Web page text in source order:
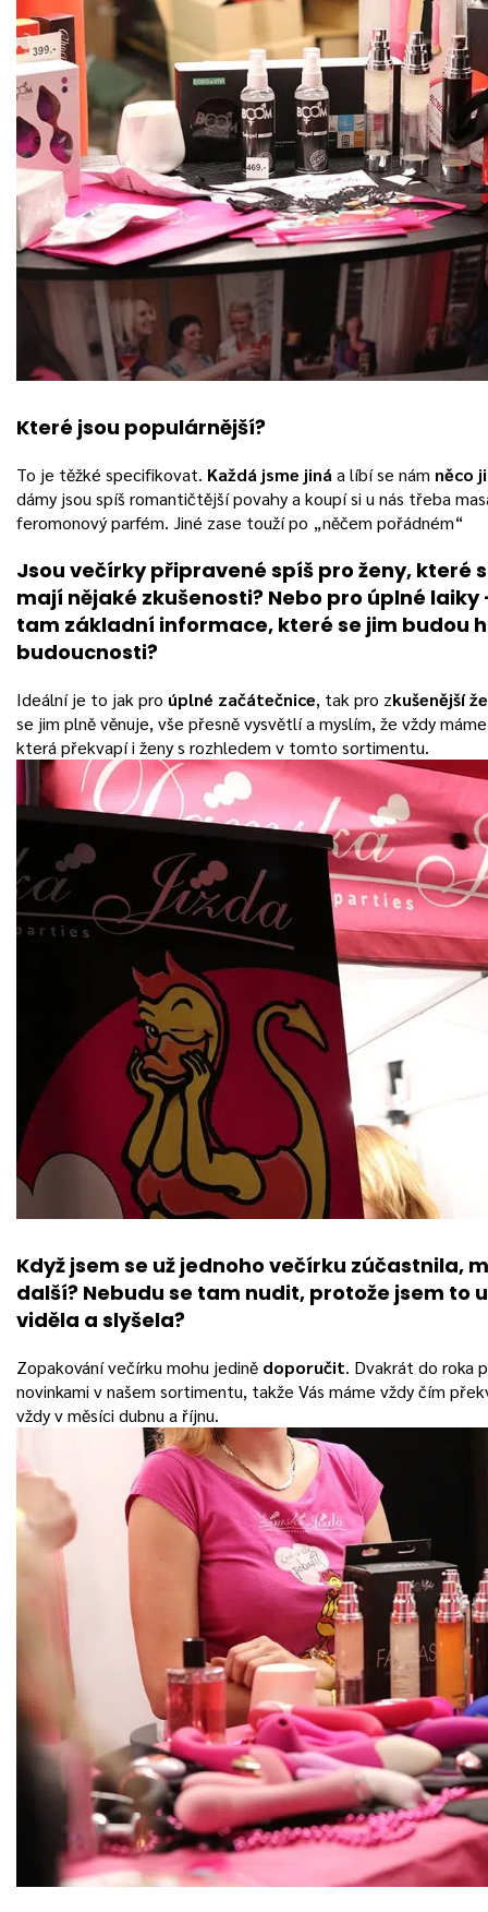
Které jsou populárnější?
To je těžké specifikovat. Každá jsme jiná a líbí se nám něco
dámy jsou spíš romantičtější povahy a koupí si u nás třeba
feromonový parfém. Jiné zase touží po „něčem pořádném“
Jsou večírky připravené spíš pro ženy, které
mají nějaké zkušenosti? Nebo pro úplné laiky
tam základní informace, které se jim budou
budoucnosti?
Ideální je to jak pro úplné začátečnice, tak pro zkušenější
se jim plně věnuje, vše přesně vysvětlí a myslím, že vždy
která překvapí i ženy s rozhledem v tomto sortimentu.
Když jsem se už jednoho večírku zúčastnila,
další? Nebudu se tam nudit, protože jsem to
viděla a slyšela?
Zopakování večírku mohu jedině doporučit. Dvakrát do roka
novinkami v našem sortimentu, takže Vás máme vždy čím
vždy v měsíci dubnu a říjnu.